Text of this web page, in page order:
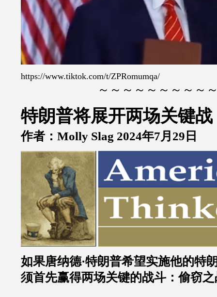
https://www.tiktok.com/t/ZPRomumqa/
～～～～～～～～～
特朗普将展开两场关键战
作者：Molly Slag 2024年7月29日
如果唐纳德·特朗普希望实施他的特
须首先赢得两场关键的战斗：偷窃